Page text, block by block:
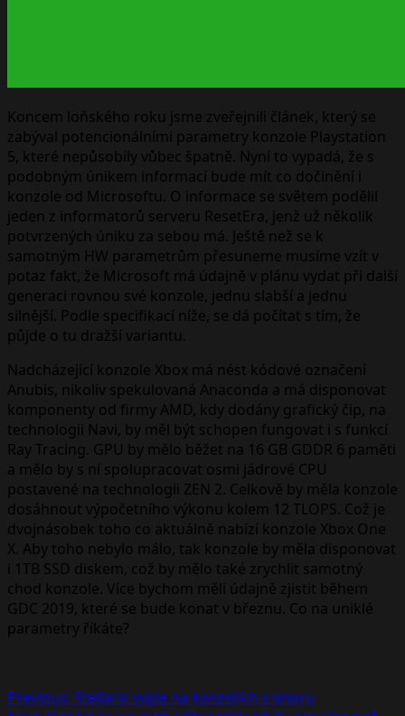
Koncem loňského roku jsme zveřejnili článek, který se
zabýval potencionálními parametry konzole Playstation
5, které nepůsobily vůbec špatně. Nyní to vypadá, že s
podobným únikem informací bude mít co dočinění i
konzole od Microsoftu. O informace se světem podělil
jeden z informatorů serveru ResetEra, jenž už několik
potvrzených úniku za sebou má. Ještě než se k
samotným HW parametrům přesuneme musíme vzít v
potaz fakt, že Microsoft má údajně v plánu vydat při další
generaci rovnou své konzole, jednu slabší a jednu
silnější. Podle specifikací níže, se dá počítat s tím, že
půjde o tu dražší variantu.
Nadcházející konzole Xbox má nést kódové označení
Anubis, nikoliv spekulovaná Anaconda a má disponovat
komponenty od firmy AMD, kdy dodány grafický čip, na
technologii Navi, by měl být schopen fungovat i s funkcí
Ray Tracing. GPU by mělo běžet na 16 GB GDDR 6 paměti
a mělo by s ní spolupracovat osmi jádrové CPU
postavené na technologii ZEN 2. Celkově by měla konzole
dosáhnout výpočetního výkonu kolem 12 TLOPS. Což je
dvojnásobek toho co aktuálně nabízí konzole Xbox One
X. Aby toho nebylo málo, tak konzole by měla disponovat
i 1TB SSD diskem, což by mělo také zrychlit samotný
chod konzole. Více bychom měli údajně zjistit během
GDC 2019, které se bude konat v březnu. Co na uniklé
parametry říkáte?
Post
Previous: Stellaris vyjde na konzolích v únoru